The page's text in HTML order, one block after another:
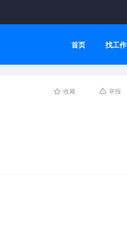
首页 找工作
收藏 举报